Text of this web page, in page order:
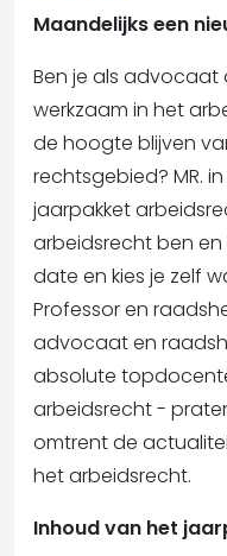
Maandelijks een
Ben je als advocaat
werkzaam in het
de hoogte blijven
rechtsgebied? MR.
jaarpakket
arbeidsrecht ben
date en kies je zelf
Professor en
advocaat en
absolute
arbeidsrecht -
omtrent de
het arbeidsrecht.
Inhoud van het